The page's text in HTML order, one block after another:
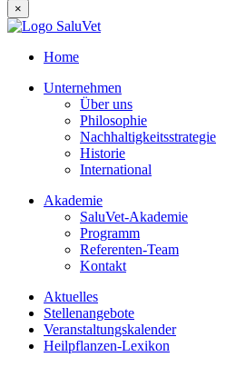
×
Home
Unternehmen
Über uns
Philosophie
Nachhaltigkeitsstrategie
Historie
International
Akademie
SaluVet-Akademie
Programm
Referenten-Team
Kontakt
Aktuelles
Stellenangebote
Veranstaltungskalender
Heilpflanzen-Lexikon